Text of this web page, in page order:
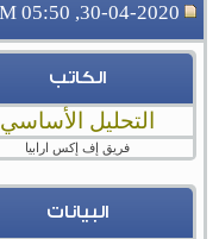
30-04-2020, 05:50 PM
الكاتب
التحليل الأساسي
فريق إف إكس ارابيا
البيانات